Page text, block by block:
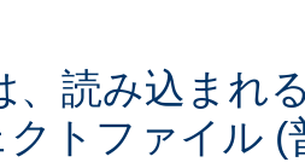
、読み込まれ
クトファイル